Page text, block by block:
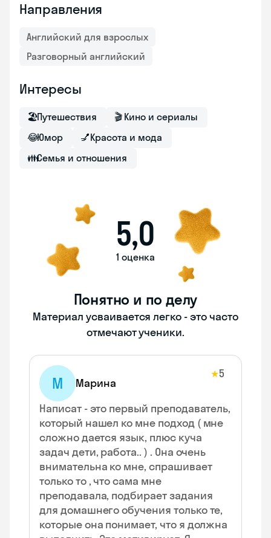
Направления
Английский для взрослых
Разговорный английский
Интересы
🏖Путешествия 🎬 Кино и сериалы
😂Юмор 💅Красота и мода
👪Семья и отношения
5,0
1 оценка
Понятно и по делу
Материал усваивается легко - это часто
отмечают ученики.
М Марина
★5
Написат - это первый преподаватель,
который нашел ко мне подход ( мне
сложно дается язык, плюс куча
задач дети, работа.. ) . Она очень
внимательна ко мне, спрашивает
только то , что сама мне
преподавала, подбирает задания
для домашнего обучения только те,
которые она понимает, что я должна